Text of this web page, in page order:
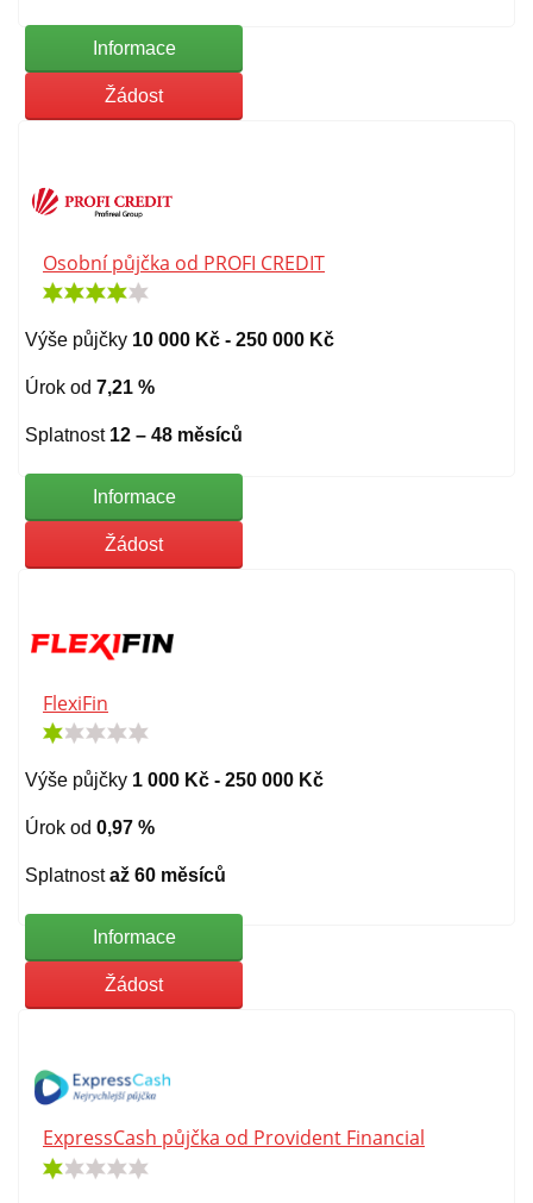
Informace
Žádost
Osobní půjčka od PROFI CREDIT
Výše půjčky 10 000 Kč - 250 000 Kč
Úrok od 7,21 %
Splatnost 12 – 48 měsíců
Informace
Žádost
FlexiFin
Výše půjčky 1 000 Kč - 250 000 Kč
Úrok od 0,97 %
Splatnost až 60 měsíců
Informace
Žádost
ExpressCash půjčka od Provident Financial